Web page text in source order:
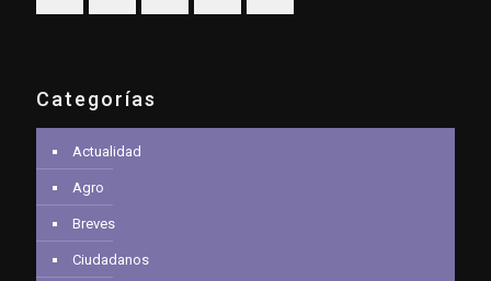
Categorías
Actualidad
Agro
Breves
Ciudadanos